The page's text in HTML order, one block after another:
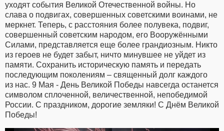
уходят события Великой Отечественной войны. Но
слава о подвигах, совершенных советскими воинами, не
меркнет. Теперь, с расстояния более полувека, подвиг,
совершенный советским народом, его Вооружёнными
Силами, представляется еще более грандиозным. Никто
из героев не будет забыт, ничто минувшее не уйдет из
памяти. Сохранить историческую память и передать
последующим поколениям – священный долг каждого
из нас. 9 Мая - День Великой Победы навсегда останется
символом сплоченной, величественной, непобедимой
России. С праздником, дорогие земляки! С Днём Великой
Победы!